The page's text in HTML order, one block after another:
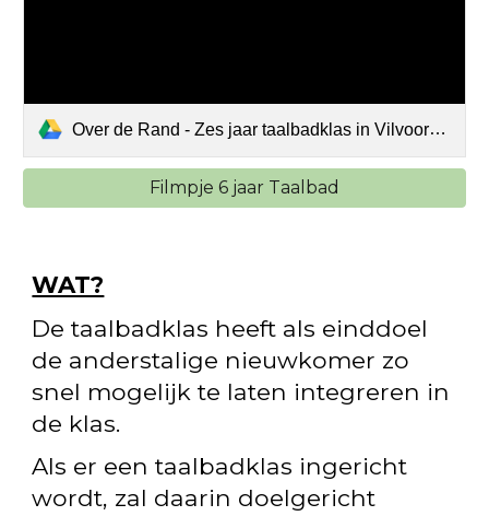
Over de Rand - Zes jaar taalbadklas in Vilvoorde Ring - edit.mp4
Filmpje 6 jaar Taalbad
WAT?
De taalbadklas heeft als einddoel
de anderstalige nieuwkomer zo
snel mogelijk te laten integreren in
de klas.
Als er een taalbadklas ingericht
wordt, zal daarin doelgericht